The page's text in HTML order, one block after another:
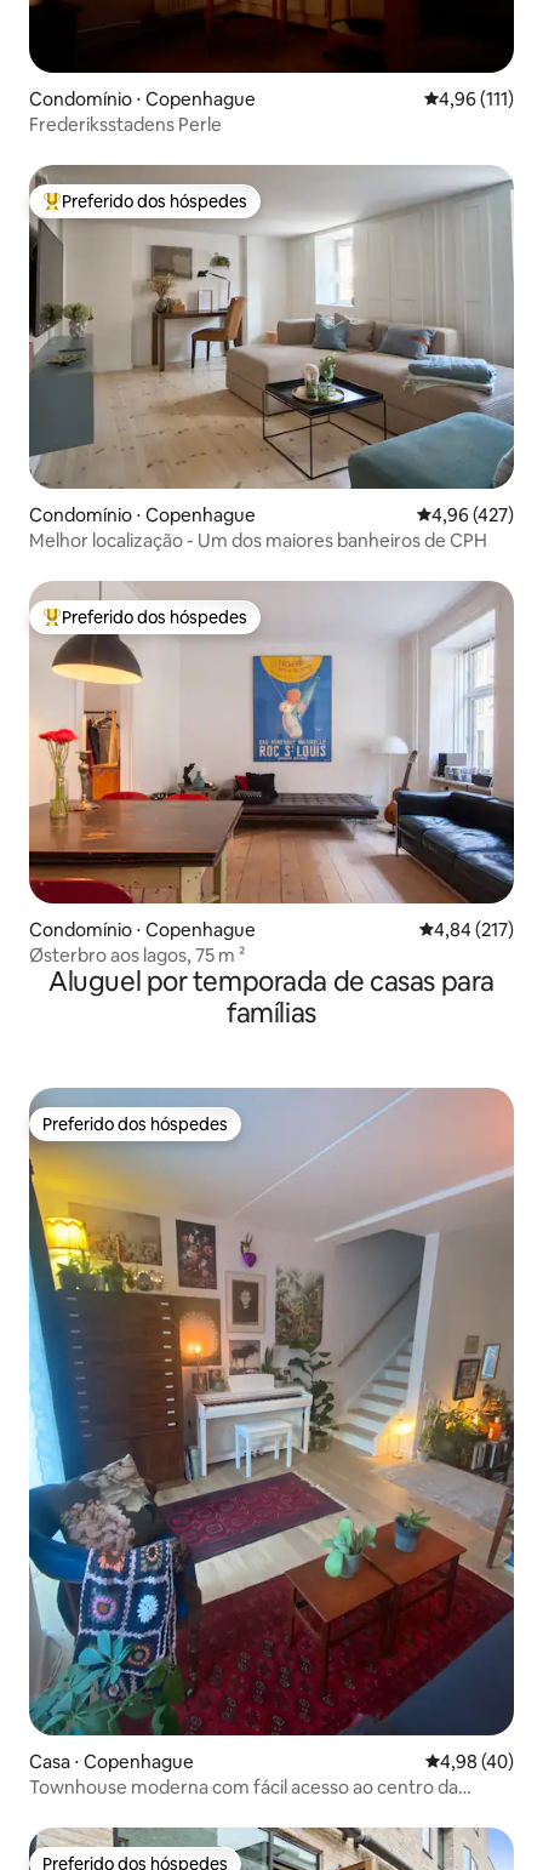
Condomínio ⋅ Copenhague 4,96 de uma
4,96 (111)
Frederiksstadens Perle
Entre os melhores preferidos dos hóspedes
Preferido dos hóspedes
Condomínio ⋅ Copenhague 4,96 de uma
4,96 (427)
Melhor localização - Um dos maiores banheiros de CPH
Entre os melhores preferidos dos hóspedes
Preferido dos hóspedes
Condomínio ⋅ Copenhague 4,84 de uma
4,84 (217)
Østerbro aos lagos, 75 m ²
Aluguel por temporada de casas para
famílias
Preferido dos hóspedes
Preferido dos hóspedes
Casa ⋅ Copenhague 4,98 de uma
4,98 (40)
Townhouse moderna com fácil acesso ao centro da
Preferido dos hóspedes